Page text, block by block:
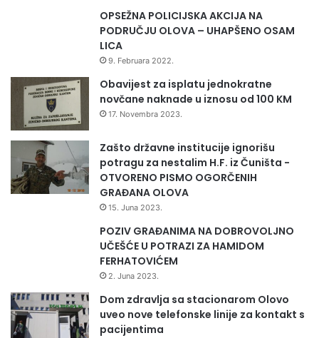
OPSEŽNA POLICIJSKA AKCIJA NA
PODRUČJU OLOVA – UHAPŠENO OSAM
LICA
9. Februara 2022.
Obavijest za isplatu jednokratne
novčane naknade u iznosu od 100 KM
17. Novembra 2023.
Zašto državne institucije ignorišu
potragu za nestalim H.F. iz Čuništa -
OTVORENO PISMO OGORČENIH
GRAĐANA OLOVA
15. Juna 2023.
POZIV GRAĐANIMA NA DOBROVOLJNO
UČEŠĆE U POTRAZI ZA HAMIDOM
FERHATOVIĆEM
2. Juna 2023.
Dom zdravlja sa stacionarom Olovo
uveo nove telefonske linije za kontakt s
pacijentima